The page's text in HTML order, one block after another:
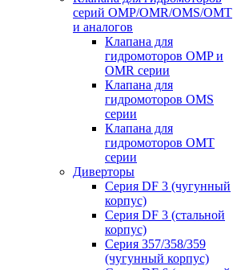
серий OMP/OMR/OMS/OMT
и аналогов
Клапана для
гидромоторов OMP и
OMR серии
Клапана для
гидромоторов OMS
серии
Клапана для
гидромоторов OMT
серии
Диверторы
Серия DF 3 (чугунный
корпус)
Серия DF 3 (стальной
корпус)
Серия 357/358/359
(чугунный корпус)